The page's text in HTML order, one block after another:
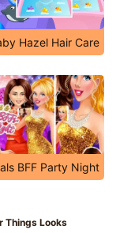
Hazel Hair Care
BFF Party Night
Things Looks